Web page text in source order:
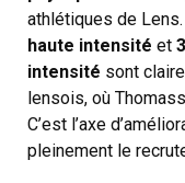
athlétiques de
haute intensité et
intensité sont
lensois, où
C’est l’axe
pleinement le